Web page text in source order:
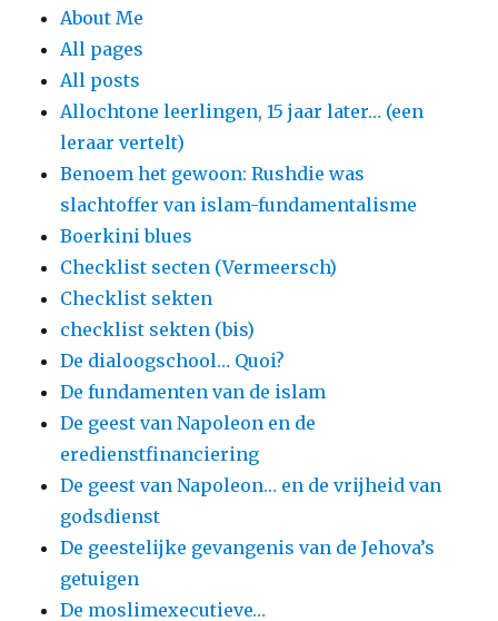
About Me
All pages
All posts
Allochtone leerlingen, 15 jaar later… (een
leraar vertelt)
Benoem het gewoon: Rushdie was
slachtoffer van islam-fundamentalisme
Boerkini blues
Checklist secten (Vermeersch)
Checklist sekten
checklist sekten (bis)
De dialoogschool… Quoi?
De fundamenten van de islam
De geest van Napoleon en de
eredienstfinanciering
De geest van Napoleon… en de vrijheid van
godsdienst
De geestelijke gevangenis van de Jehova’s
getuigen
De moslimexecutieve…